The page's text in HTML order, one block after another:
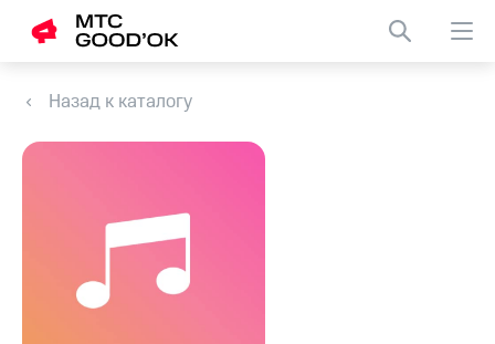
Назад к каталогу